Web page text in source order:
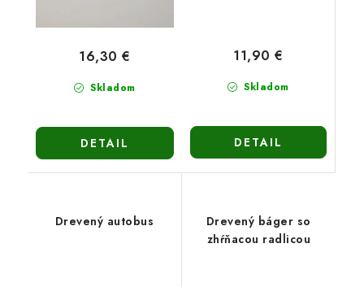
Skladom
16,30 €
DETAIL
Skladom
11,90 €
DETAIL
Drevený autobus
Drevený báger so
zhŕňacou radlicou